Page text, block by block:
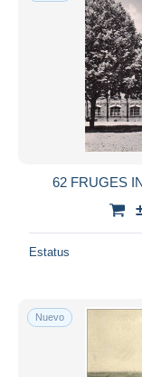
62 FRUGES
Estatus
Nuevo